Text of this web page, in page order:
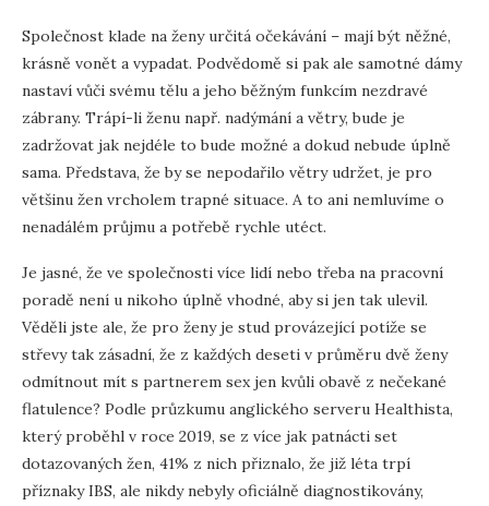
Společnost klade na ženy určitá očekávání – mají být něžné,
krásně vonět a vypadat. Podvědomě si pak ale samotné dámy
nastaví vůči svému tělu a jeho běžným funkcím nezdravé
zábrany. Trápí-li ženu např. nadýmání a větry, bude je
zadržovat jak nejdéle to bude možné a dokud nebude úplně
sama. Představa, že by se nepodařilo větry udržet, je pro
většinu žen vrcholem trapné situace. A to ani nemluvíme o
nenadálém průjmu a potřebě rychle utéct.
Je jasné, že ve společnosti více lidí nebo třeba na pracovní
poradě není u nikoho úplně vhodné, aby si jen tak ulevil.
Věděli jste ale, že pro ženy je stud provázející potíže se
střevy tak zásadní, že z každých deseti v průměru dvě ženy
odmítnout mít s partnerem sex jen kvůli obavě z nečekané
flatulence? Podle průzkumu anglického serveru Healthista,
který proběhl v roce 2019, se z více jak patnácti set
dotazovaných žen, 41% z nich přiznalo, že již léta trpí
příznaky IBS, ale nikdy nebyly oficiálně diagnostikovány,